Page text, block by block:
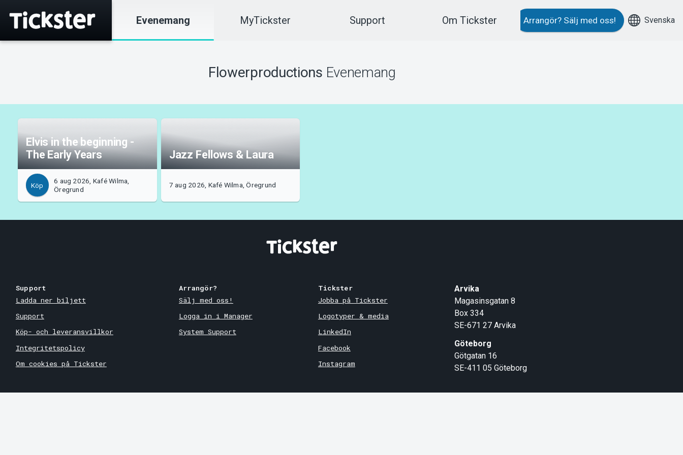
Evenemang MyTickster Support Om Tickster Arrangör? Sälj med oss! Svenska
Flowerproductions Evenemang
Elvis in the beginning -
The Early Years
Köp
6 aug 2026, Kafé Wilma,
Öregrund
Jazz Fellows & Laura
7 aug 2026, Kafé Wilma, Öregrund
Support
Ladda ner biljett
Support
Köp- och leveransvillkor
Integritetspolicy
Om cookies på Tickster
Arrangör?
Sälj med oss!
Logga in i Manager
System Support
Tickster
Jobba på Tickster
Logotyper & media
LinkedIn
Facebook
Instagram
Arvika
Magasinsgatan 8
Box 334
SE-671 27 Arvika
Göteborg
Götgatan 16
SE-411 05 Göteborg